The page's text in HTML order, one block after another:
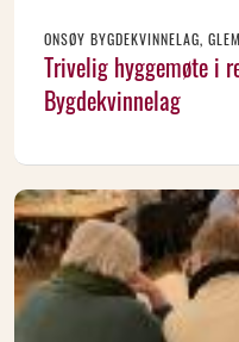
ONSØY BYGDEKVINNELAG,
Trivelig hyggemøte i
Bygdekvinnelag